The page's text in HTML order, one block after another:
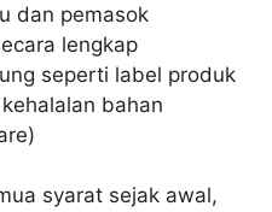
dan pemasok
lengkap
seperti label produk
bahan
syarat sejak awal,